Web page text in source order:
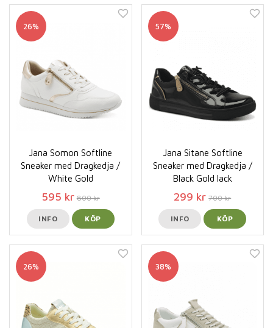
26%
Jana Somon Softline
Sneaker med Dragkedja /
White Gold
595 kr 800 kr
INFO KÖP
57%
Jana Sitane Softline
Sneaker med Dragkedja /
Black Gold lack
299 kr 700 kr
INFO KÖP
26% 38%